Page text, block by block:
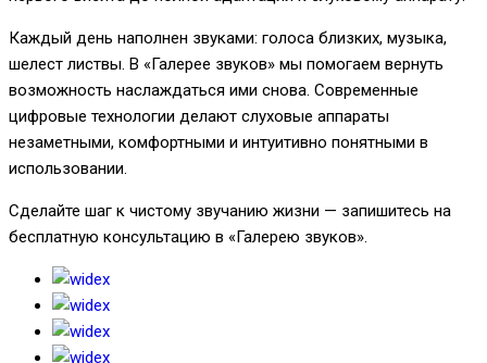
Каждый день наполнен звуками: голоса близких, музыка,
шелест листвы. В «Галерее звуков» мы помогаем вернуть
возможность наслаждаться ими снова. Современные
цифровые технологии делают слуховые аппараты
незаметными, комфортными и интуитивно понятными в
использовании.
Сделайте шаг к чистому звучанию жизни — запишитесь на
бесплатную консультацию в «Галерею звуков».